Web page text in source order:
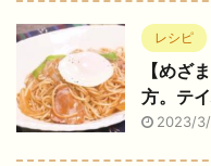
レシピ
【めざ
方。テ
2023/